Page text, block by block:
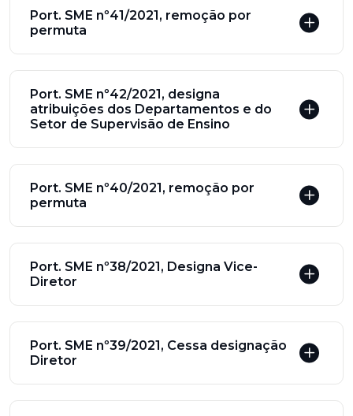
Port. SME nº41/2021, remoção por
permuta
Port. SME nº42/2021, designa
atribuições dos Departamentos e do
Setor de Supervisão de Ensino
Port. SME nº40/2021, remoção por
permuta
Port. SME nº38/2021, Designa Vice-
Diretor
Port. SME nº39/2021, Cessa designação
Diretor